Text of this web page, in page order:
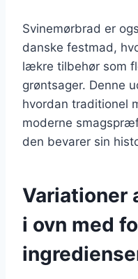
Svinemørbrad er
danske festmad,
lækre tilbehør som
grøntsager. Denne
hvordan traditionel
moderne
den bevarer sin
Variationer
i ovn med